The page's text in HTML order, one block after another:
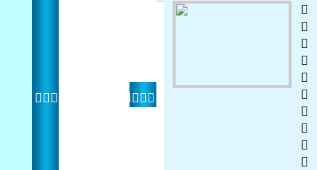
 